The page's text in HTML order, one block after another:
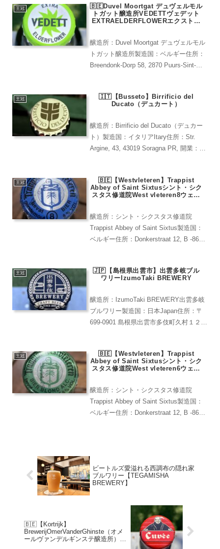
★★★(大きめの酒...
王冠
🇧🇪Duvel Moortgat デュヴェルモル
トガット醸造所VEDETTヴェデット
EXTRAELDERFLOWERエクストラ
醸造所：Duvel Moortgat デュヴェルモル
トガット醸造所製造国：ベルギー住所：
Breendonk-Dorp 58, 2870 Puurs-Sint-
王冠
🇮🇹【Busseto】Birrificio del
Ducato（デュカート）
醸造所：Birrificio del Ducato（デュカー
ト）製造国：イタリアItary住所：Str.
Argine, 43, 43019 Soragna PR, 開業：２
王冠
🇧🇪【Westvleteren】Trappist
Abbey of Saint Sixtusシント・シク
スタス修道院West vleteren8ウェス
醸造所：シント・シクスタス修道院
Trappist Abbey of Saint Sixtus製造国：
ベルギー住所：Donkerstraat 12, B -8640
王冠
🇯🇵【島根県出雲市】出雲多岐ブル
ワリーIzumoTaki BREWERY
醸造所：IzumoTaki BREWERY出雲多岐
ブルワリー製造国：日本Japan住所：〒
699-0901 島根県出雲市多伎町久村１２０
ワリーは島根県出雲市に20...
王冠
🇧🇪【Westvleteren】Trappist
Abbey of Saint Sixtusシント・シク
スタス修道院West vleteren6ウェス
醸造所：シント・シクスタス修道院
Trappist Abbey of Saint Sixtus製造国：
ベルギー住所：Donkerstraat 12, B -8640
ビートルズ愛溢れる西調布の隠れ家
ブルワリー【TEGAMISHA
BREWERY】
🇧🇪【Kortrijk】
BrewerijOmerVanderGhinste（オメ
ールヴァンデルギンステ醸造所）